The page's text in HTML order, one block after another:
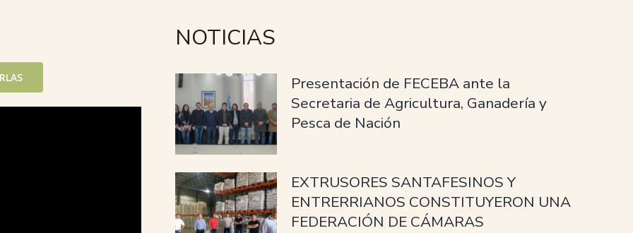
NOTICIAS
Presentación de FECEBA ante la
Secretaria de Agricultura, Ganadería y
Pesca de Nación
EXTRUSORES SANTAFESINOS Y
ENTRERRIANOS CONSTITUYERON UNA
FEDERACIÓN DE CÁMARAS